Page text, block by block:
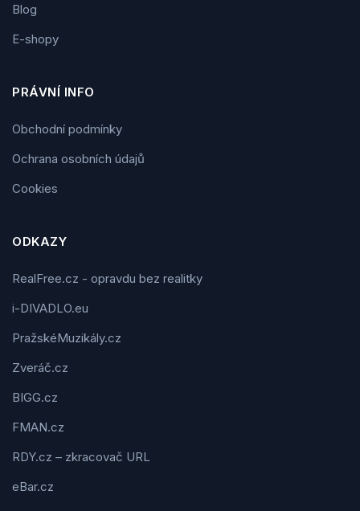
Blog
E-shopy
PRÁVNÍ INFO
Obchodní podmínky
Ochrana osobních údajů
Cookies
ODKAZY
RealFree.cz - opravdu bez realitky
i-DIVADLO.eu
PražskéMuzikály.cz
Zveráč.cz
BIGG.cz
FMAN.cz
RDY.cz – zkracovač URL
eBar.cz